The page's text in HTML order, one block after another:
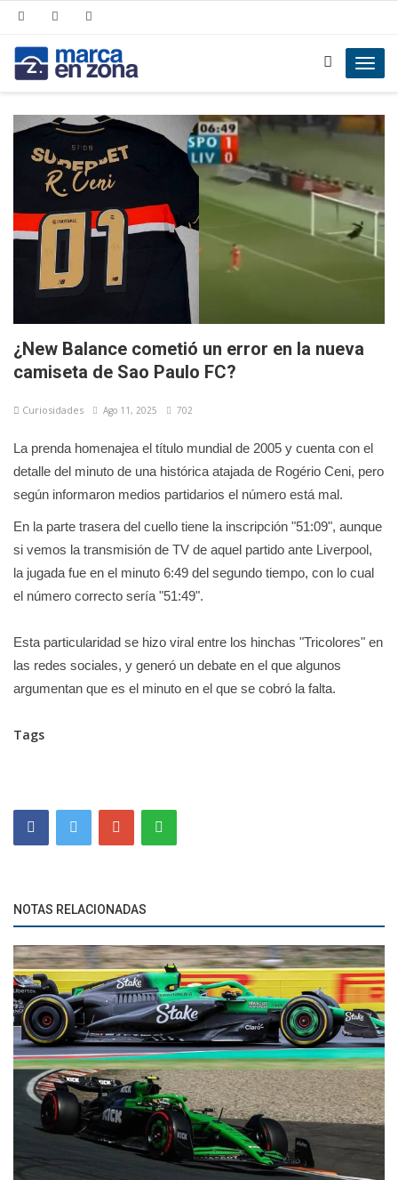
¿New Balance cometió un error en la nueva
camiseta de Sao Paulo FC?
Curiosidades Ago 11, 2025 702
La prenda homenajea el título mundial de 2005 y cuenta con el
detalle del minuto de una histórica atajada de Rogério Ceni, pero
según informaron medios partidarios el número está mal.
En la parte trasera del cuello tiene la inscripción "51:09", aunque
si vemos la transmisión de TV de aquel partido ante Liverpool,
la jugada fue en el minuto 6:49 del segundo tiempo, con lo cual
el número correcto sería "51:49".
Esta particularidad se hizo viral entre los hinchas "Tricolores" en
las redes sociales, y generó un debate en el que algunos
argumentan que es el minuto en el que se cobró la falta.
Tags
NOTAS RELACIONADAS